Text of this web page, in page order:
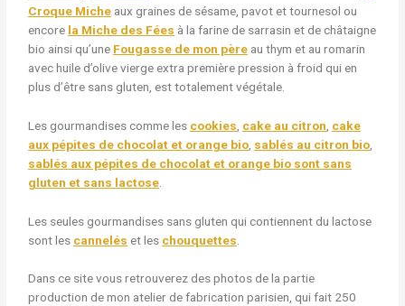
Croque Miche aux graines de sésame, pavot et tournesol ou
encore la Miche des Fées à la farine de sarrasin et de châtaigne
bio ainsi qu’une Fougasse de mon père au thym et au romarin
avec huile d’olive vierge extra première pression à froid qui en
plus d’être sans gluten, est totalement végétale.
Les gourmandises comme les cookies cake au citron cake
aux pépites de chocolat et orange bio sablés au citron bio
sablés aux pépites de chocolat et orange bio sont sans
gluten et sans lactose
Les seules gourmandises sans gluten qui contiennent du lactose
sont les cannelés et les chouquettes
Dans ce site vous retrouverez des photos de la partie
production de mon atelier de fabrication parisien, qui fait 250